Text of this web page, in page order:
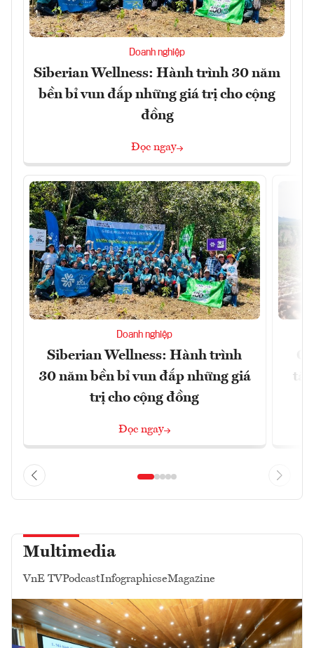
Doanh nghiệp
Siberian Wellness: Hành trình 30 năm
bền bỉ vun đắp những giá trị cho cộng
đồng
Đọc ngay
Doanh nghiệp
Siberian Wellness: Hành trình
30 năm bền bỉ vun đắp những giá
trị cho cộng đồng
Đọc ngay
Multimedia
VnE TVPodcastInfographicseMagazine